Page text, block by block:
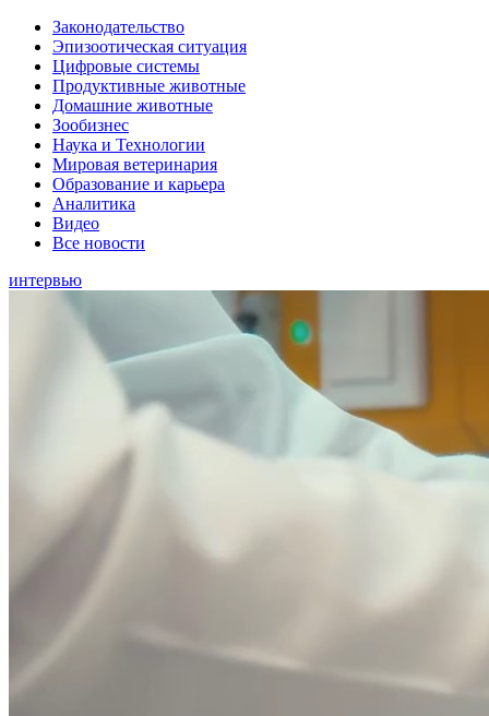
Законодательство
Эпизоотическая ситуация
Цифровые системы
Продуктивные животные
Домашние животные
Зообизнес
Наука и Технологии
Мировая ветеринария
Образование и карьера
Аналитика
Видео
Все новости
интервью